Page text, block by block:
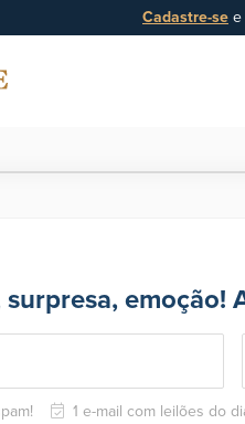
Cadastre-se e
emoção!
1 e-mail com leilões do